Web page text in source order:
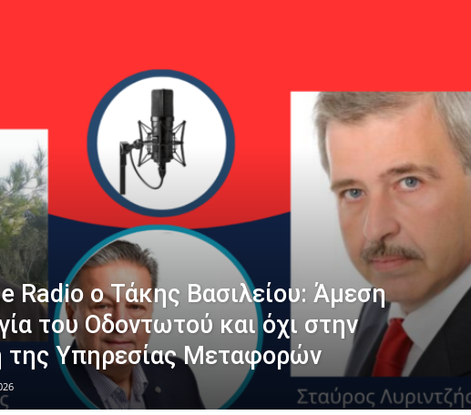
Radio ο Τάκης Βασιλείου: Άμεση
του Οδοντωτού και όχι στην
Υπηρεσίας Μεταφορών